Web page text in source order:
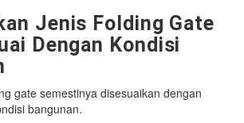
Jenis Folding Gate
Dengan Kondisi
gate semestinya disesuaikan dengan
bangunan.